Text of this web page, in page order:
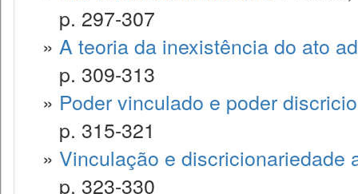
p. 297-307
» A teoria da inexistência do ato
p. 309-313
» Poder vinculado e poder
p. 315-321
» Vinculação e discricionariedade
p. 323-330